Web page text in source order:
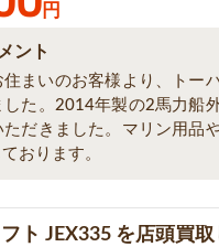
円
ント
まいのお客様より、トー
た。2014年製の2馬力船
だきました。マリン用品
おります。
ト JEX335 を店頭買